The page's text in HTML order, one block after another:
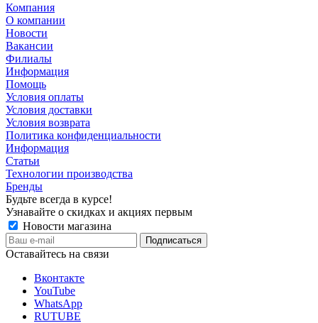
Компания
О компании
Новости
Вакансии
Филиалы
Информация
Помощь
Условия оплаты
Условия доставки
Условия возврата
Политика конфиденциальности
Информация
Статьи
Технологии производства
Бренды
Будьте всегда в курсе!
Узнавайте о скидках и акциях первым
Новости магазина
Оставайтесь на связи
Вконтакте
YouTube
WhatsApp
RUTUBE